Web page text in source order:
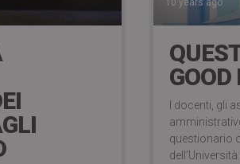
10 years ago
I docenti, gli
questionario